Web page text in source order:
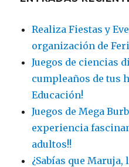
Realiza Fiestas y
organización de
Juegos de ciencias
cumpleaños de tus
Educación!
Juegos de Mega
experiencia
adultos!!
¿Sabías que